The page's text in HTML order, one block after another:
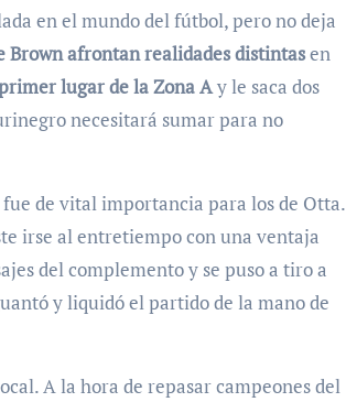
en el mundo del fútbol, pero no deja
afrontan realidades distintasen
lugar de la Zona Ay le saca dos
necesitará sumar para no
de vital importancia para los de Otta.
irse al entretiempo con una ventaja
del complemento y se puso a tiro a
y liquidó el partido de la mano de
A la hora de repasar campeones del